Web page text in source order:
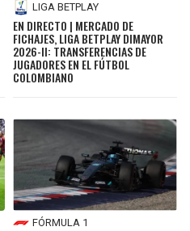
LIGA BETPLAY
EN DIRECTO | MERCADO DE
FICHAJES, LIGA BETPLAY DIMAYOR
2026-II: TRANSFERENCIAS DE
JUGADORES EN EL FÚTBOL
COLOMBIANO
FÓRMULA 1